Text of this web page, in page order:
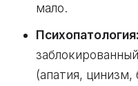
мало.
Психопатология:
(апатия,